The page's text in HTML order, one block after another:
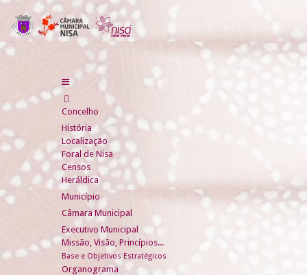
Concelho
História
Localização
Foral de Nisa
Censos
Heráldica
Município
Câmara Municipal
Executivo Municipal
Missão, Visão, Princípios...
Base e Objetivos Estratégicos
Organograma